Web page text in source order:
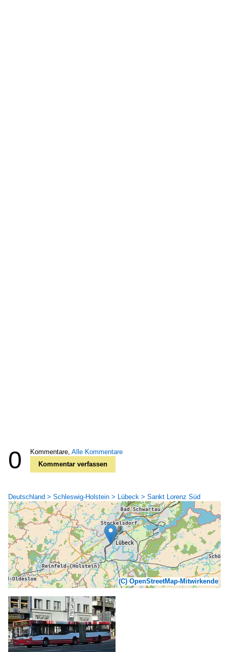
0 Kommentare, Alle Kommentare
Kommentar verfassen
Deutschland > Schleswig-Holstein > Lübeck > Sankt Lorenz Süd
(C) OpenStreetMap-Mitwirkende